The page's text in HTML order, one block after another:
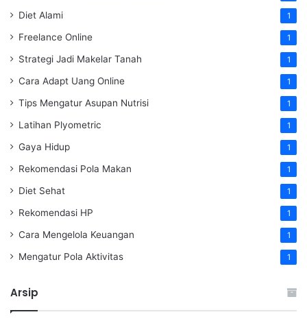
Diet Alami 1
Freelance Online 1
Strategi Jadi Makelar Tanah 1
Cara Adapt Uang Online 1
Tips Mengatur Asupan Nutrisi 1
Latihan Plyometric 1
Gaya Hidup 1
Rekomendasi Pola Makan 1
Diet Sehat 1
Rekomendasi HP 1
Cara Mengelola Keuangan 1
Mengatur Pola Aktivitas 1
Arsip